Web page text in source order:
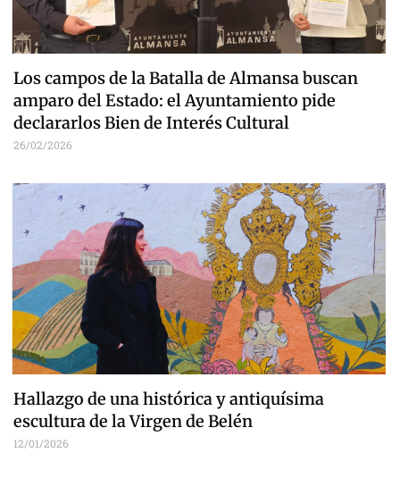
Los campos de la Batalla de Almansa buscan
amparo del Estado: el Ayuntamiento pide
declararlos Bien de Interés Cultural
26/02/2026
Hallazgo de una histórica y antiquísima
escultura de la Virgen de Belén
12/01/2026